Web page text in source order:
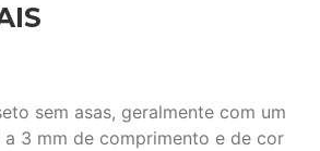
sem asas, geralmente com um
3 mm de comprimento e de cor